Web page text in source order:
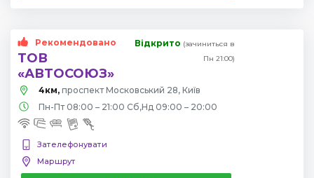
Рекомендовано
ТОВ
«АВТОСОЮЗ»
Відкрито (зачиниться в
Пн 21:00)
4км, проспект Московський 28, Київ
Пн-Пт 08:00 – 21:00 Сб,Нд 09:00 – 20:00
Зателефонувати
Маршрут